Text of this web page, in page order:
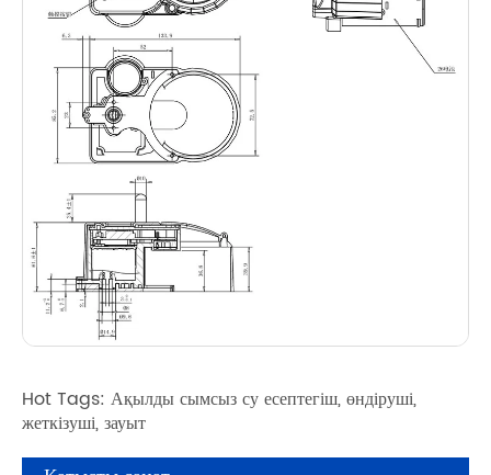
Hot Tags: Ақылды сымсыз су есептегіш, өндіруші,
жеткізуші, зауыт